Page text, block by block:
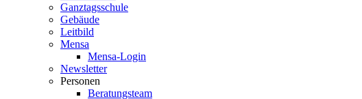
Ganztagsschule
Gebäude
Leitbild
Mensa
Mensa-Login
Newsletter
Personen
Beratungsteam